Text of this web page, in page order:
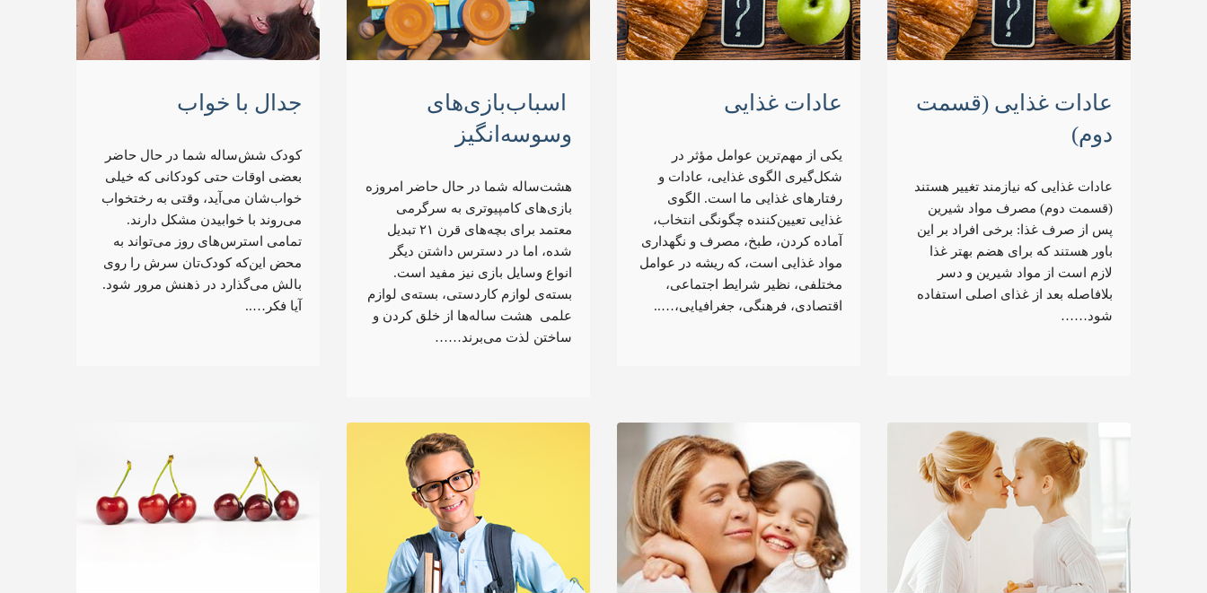
عادات غذایی (قسمت
دوم)
عادات غذایی که نیازمند تغییر هستند
(قسمت دوم) مصرف مواد شیرین
پس از صرف غذا: برخی افراد بر این
باور هستند که برای هضم بهتر غذا
لازم است از مواد شیرین و دسر
بلافاصله بعد از غذای اصلی استفاده
شود……
عادات غذایی
یکی از مهم‌ترین عوامل مؤثر در
شکل‌گیری الگوی غذایی، عادات و
رفتارهای غذایی ما است.‌ الگوی
غذایی تعیین‌کننده چگونگی انتخاب،
آماده کردن، طبخ، مصرف و نگهداری
مواد غذایی است، که ریشه در عوامل
مختلفی، نظیر شرایط اجتماعی،
اقتصادی، فرهنگی، جغرافیایی،…..
اسباب‌بازی‌های
وسوسه‌انگیز
هشت‌ساله شما در حال حاضر امروزه
بازی‌های کامپیوتری به سرگرمی
معتمد برای بچه‌های قرن ۲۱ تبدیل
شده‌، اما در دسترس داشتن دیگر
انواع وسایل بازی نیز مفید است.
بسته‌ی لوازم کاردستی‌، بسته‌ی لوازم
علمی هشت ساله‌ها از خلق کردن و
ساختن لذت می‌برند……
جدال با خواب
کودک شش‌ساله شما در حال حاضر
بعضی اوقات حتی کودکانی که خیلی
خواب‌شان می‌آید، وقتی به رختخواب
می‌روند با خوابیدن مشکل دارند.
تمامی استرس‌های روز می‌تواند به
محض این‌که کودک‌تان سرش را روی
بالش می‌گذارد در ذهنش مرور شود.
آیا فکر…..